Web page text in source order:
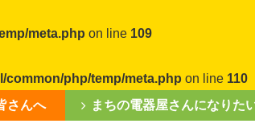
meta.php on line 109
php/temp/meta.php on line 110
さんへ まちの電器屋さんになりた